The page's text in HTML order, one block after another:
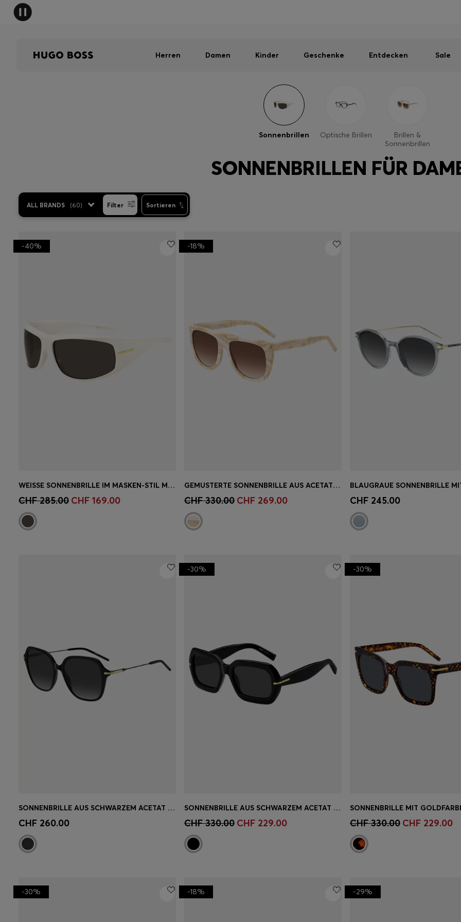
Herren Damen Kinder Geschenke Entdecken Sale
Sonnenbrillen Optische Brillen
Brillen &
Sonnenbrillen
SONNENBRILLEN FÜR
ALL BRANDS (60) Filter Sortieren
Schnelleinkauf (Wähle deine
Grösse)
-40%
WEISSE SONNENBRILLE IM MASKEN-STIL MIT GOLDFARBENEN METALLDETAILS
CHF 285.00 CHF 169.00 Schnelleinkauf (Wähle deine
Grösse)
-18%
GEMUSTERTE SONNENBRILLE AUS ACETAT MIT GOLDFARBENEN METALLDETAILS
CHF 330.00 CHF 269.00 Schnelleinkauf
Grösse)
CHF 245.00
Schnelleinkauf
Grösse)
SONNENBRILLE AUS SCHWARZEM ACETAT MIT METALLBÜGELN
CHF 260.00 Schnelleinkauf (Wähle deine
Grösse)
-30%
SONNENBRILLE AUS SCHWARZEM ACETAT MIT GOLDFARBENEN SCHARNIEREN
CHF 330.00 CHF 229.00 Schnelleinkauf (Wähle
Grösse)
-30%
CHF 330.00 CHF 229.00
-30% -18% -29%